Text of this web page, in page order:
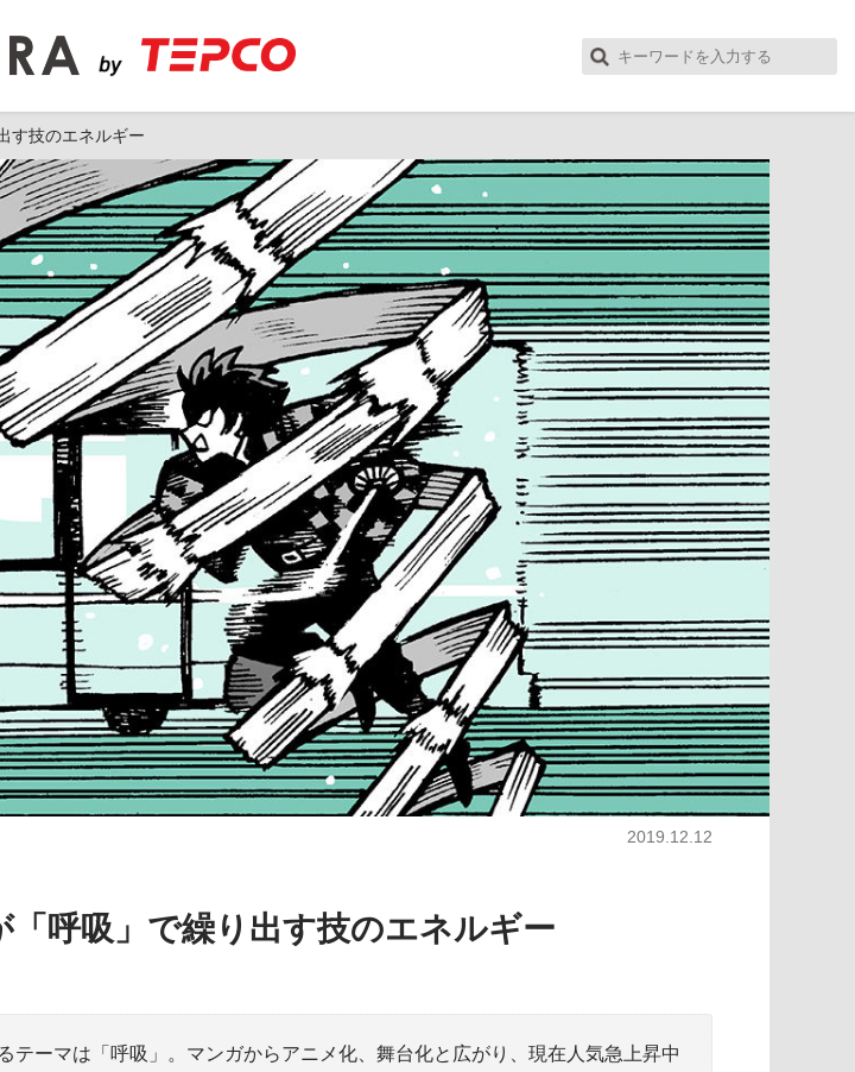
す技のエネルギー
2019.12.12
呼吸」で繰り出す技のエネルギー
ーマは「呼吸」。マンガからアニメ化、舞台化と広がり、現在人気急上昇中